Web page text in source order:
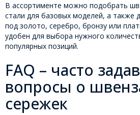
В ассортименте можно подобрать
стали для базовых моделей, а также
под золото, серебро, бронзу или
удобен для выбора нужного
популярных позиций.
FAQ – часто
вопросы о
сережек